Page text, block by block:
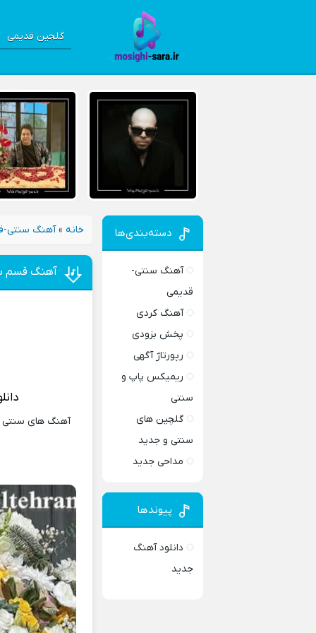
گلچین قدیمی
خانه »آهنگ سنتی-
آهنگ قسم
آهنگ های سنتی
دسته‌بندی‌ها
آهنگ سنتی-
قدیمی
آهنگ کردی
پخش بزودی
رپورتاژ آگهی
ریمیکس پاپ و
سنتی
گلچین های
سنتی و جدید
مداحی جدید
پیوندها
دانلود آهنگ
جدید